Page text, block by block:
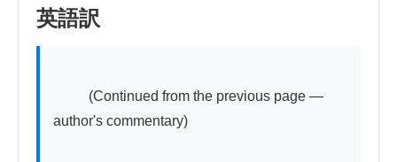
英語訳
author's commentary)